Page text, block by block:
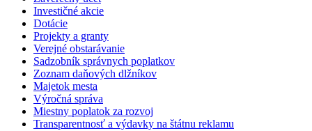
Investičné akcie
Dotácie
Projekty a granty
Verejné obstarávanie
Sadzobník správnych poplatkov
Zoznam daňových dlžníkov
Majetok mesta
Výročná správa
Miestny poplatok za rozvoj
Transparentnosť a výdavky na štátnu reklamu